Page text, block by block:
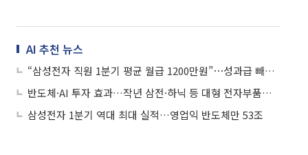
AI 추천 뉴스
“삼성전자 직원 1분기 평균 월급 1200만원”⋯성과급 빼도 연봉 1.4억
반도체·AI 투자 효과…작년 삼전·하닉 등 대형 전자부품업 월급 1000만원
삼성전자 1분기 역대 최대 실적…영업익 반도체만 53조